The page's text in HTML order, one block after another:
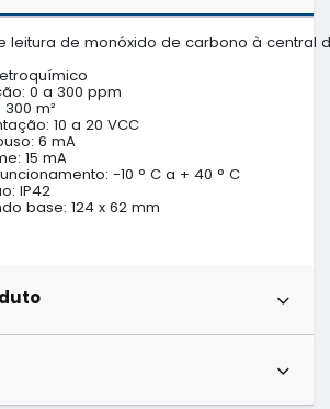
leitura de monóxido de carbono à
0 a 300 ppm
m²
10 a 20 VCC
6 mA
15 mA
-10 ° C a + 40 ° C
IP42
base: 124 x 62 mm